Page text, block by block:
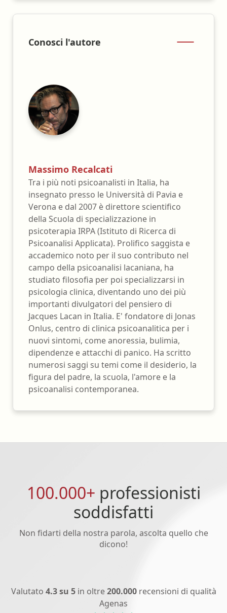
Conosci l'autore
Massimo Recalcati
Tra i più noti psicoanalisti in Italia, ha
insegnato presso le Università di Pavia e
Verona e dal 2007 è direttore scientifico
della Scuola di specializzazione in
psicoterapia IRPA (Istituto di Ricerca di
Psicoanalisi Applicata). Prolifico saggista e
accademico noto per il suo contributo nel
campo della psicoanalisi lacaniana, ha
studiato filosofia per poi specializzarsi in
psicologia clinica, diventando uno dei più
importanti divulgatori del pensiero di
Jacques Lacan in Italia. E' fondatore di Jonas
Onlus, centro di clinica psicoanalitica per i
nuovi sintomi, come anoressia, bulimia,
dipendenze e attacchi di panico. Ha scritto
numerosi saggi su temi come il desiderio, la
figura del padre, la scuola, l'amore e la
psicoanalisi contemporanea.
100.000+ professionisti
soddisfatti
Non fidarti della nostra parola, ascolta quello che
dicono!
Valutato 4.3 su 5in oltre200.000recensioni di qualità
Agenas